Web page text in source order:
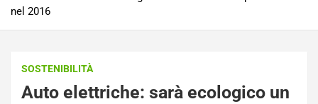
nel 2016
SOSTENIBILITÀ
Auto elettriche: sarà ecologico un